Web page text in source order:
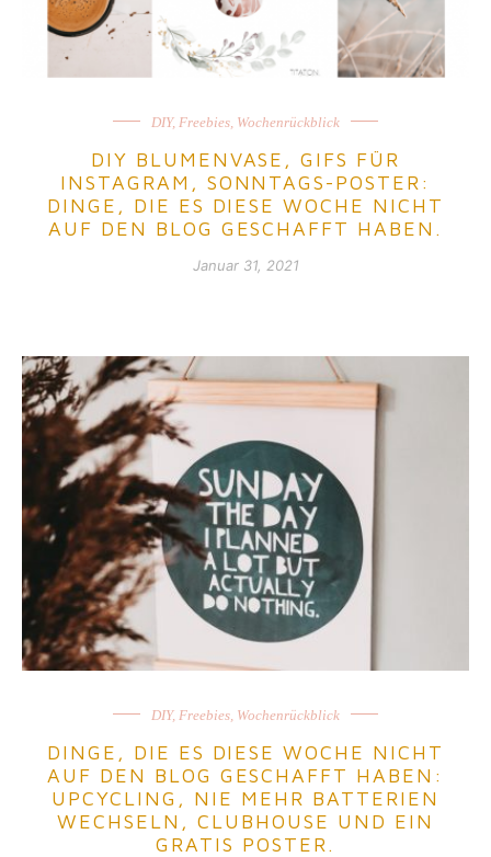
DIY, Freebies Wochenrückblick
DIY BLUMENVASE, GIFS FÜR
INSTAGRAM, SONNTAGS-POSTER:
DINGE, DIE ES DIESE WOCHE NICHT
AUF DEN BLOG GESCHAFFT HABEN.
Januar 31, 2021
DIY, Freebies Wochenrückblick
DINGE, DIE ES DIESE WOCHE NICHT
AUF DEN BLOG GESCHAFFT HABEN:
UPCYCLING, NIE MEHR BATTERIEN
WECHSELN, CLUBHOUSE UND EIN
GRATIS POSTER.